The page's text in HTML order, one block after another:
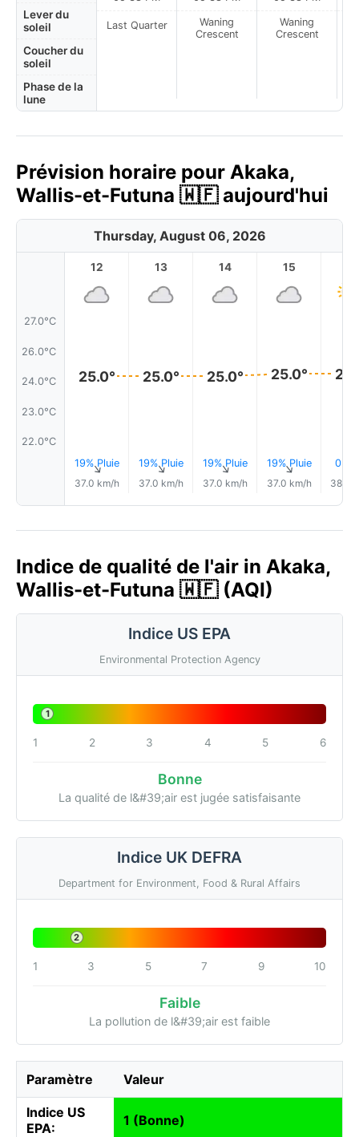
Lever du
soleil
Coucher du
soleil
Phase de la
lune
Last Quarter
Waning
Crescent
Waning
Crescent
Prévision horaire pour Akaka,
Wallis-et-Futuna 🇼🇫 aujourd'hui
Thursday, August 06, 2026
27.0°C
26.0°C
24.0°C
23.0°C
22.0°C
12
25.0°
19% Pluie
↑
37.0 km/h
13
25.0°
19% Pluie
↑
37.0 km/h
14
25.0°
19% Pluie
↑
37.0 km/h
15
25.0°
19% Pluie
↑
37.0 km/h
0.0
38.0
Indice de qualité de l'air in Akaka,
Wallis-et-Futuna 🇼🇫 (AQI)
Indice US EPA
Environmental Protection Agency
1
1 2 3 4 5 6
Bonne
La qualité de l&#39;air est jugée satisfaisante
Indice UK DEFRA
Department for Environment, Food & Rural Affairs
2
1 3 5 7 9 10
Faible
La pollution de l&#39;air est faible
Paramètre Valeur
Indice US
EPA:
1 (Bonne)